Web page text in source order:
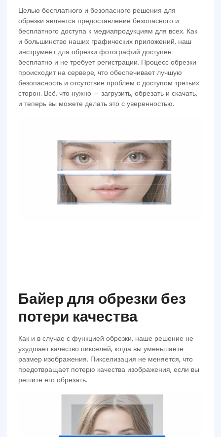
Целью бесплатного и безопасного решения для
обрезки является предоставление безопасного и
бесплатного доступа к медиапродукциям для всех. Как
и большинство наших графических приложений, наш
инструмент для обрезки фотографий доступен
бесплатно и не требует регистрации. Процесс обрезки
происходит на сервере, что обеспечивает лучшую
безопасность и отсутствие проблем с доступом третьих
сторон. Всё, что нужно — загрузить, обрезать и скачать,
и теперь вы можете делать это с уверенностью.
Байер для обрезки без
потери качества
Как и в случае с функцией обрезки, наше решение не
ухудшает качество пикселей, когда вы уменьшаете
размер изображения. Пикселизация не меняется, что
предотвращает потерю качества изображения, если вы
решите его обрезать.